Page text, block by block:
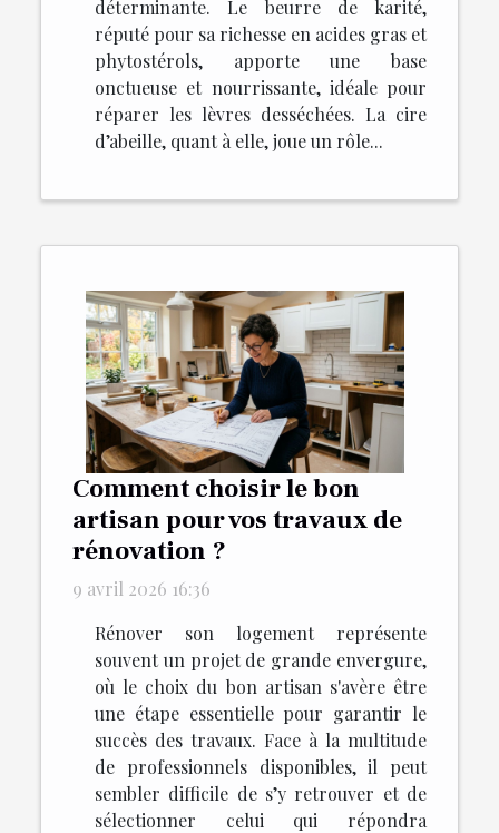
déterminante. Le beurre de karité,
réputé pour sa richesse en acides gras et
phytostérols, apporte une base
onctueuse et nourrissante, idéale pour
réparer les lèvres desséchées. La cire
d’abeille, quant à elle, joue un rôle...
Comment choisir le bon
artisan pour vos travaux de
rénovation ?
9 avril 2026 16:36
Rénover son logement représente
souvent un projet de grande envergure,
où le choix du bon artisan s'avère être
une étape essentielle pour garantir le
succès des travaux. Face à la multitude
de professionnels disponibles, il peut
sembler difficile de s’y retrouver et de
sélectionner celui qui répondra